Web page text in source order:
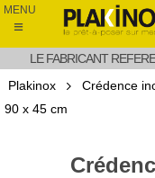
MENU
≡
LE FABRICANT
Plakinox
Crédence
90 x 45 cm